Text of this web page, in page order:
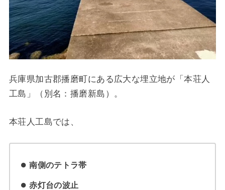
兵庫県加古郡播磨町にある広大な埋立地が「本荘人
工島」（別名：播磨新島）。
本荘人工島では、
南側のテトラ帯
赤灯台の波止